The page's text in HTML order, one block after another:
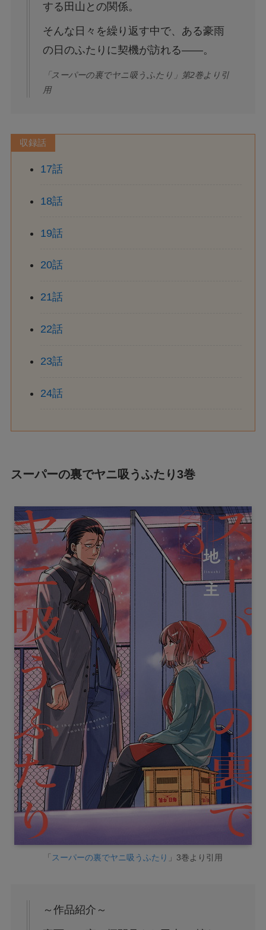
する田山との関係。
そんな日々を繰り返す中で、ある豪雨
の日のふたりに契機が訪れる――。
「スーパーの裏でヤニ吸うふたり」第2巻より引
用
収録話
17話
18話
19話
20話
21話
22話
23話
24話
スーパーの裏でヤニ吸うふたり3巻
「 スーパーの裏でヤニ吸うふたり 」3巻より引用
～作品紹介～